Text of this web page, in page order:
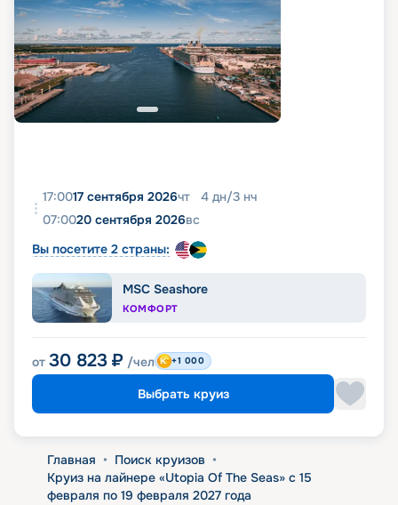
17:0017 сентября 2026чт 4 дн/3 нч
07:0020 сентября 2026вс
Вы посетите 2 страны:
MSC Seashore
КОМФОРТ
от 30 823 ₽ /чел +1 000
Выбрать круиз
Главная • Поиск круизов •
Круиз на лайнере «Utopia Of The Seas» с 15
февраля по 19 февраля 2027 года